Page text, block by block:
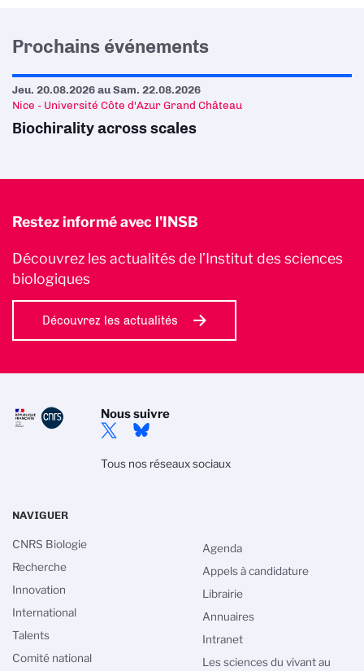
Prochains événements
Jeu. 20.08.2026auSam. 22.08.2026
Nice - Université Côte d'Azur Grand Château
Biochirality across scales
Restez informé avec l'INSB
Découvrez les actualités de l’Institut des sciences
biologiques
Découvrez les actualités
Nous suivre
Tous nos réseaux sociaux
NAVIGUER
CNRS Biologie
Recherche
Innovation
International
Talents
Comité national
Agenda
Appels à candidature
Librairie
Annuaires
Intranet
Les sciences du vivant au